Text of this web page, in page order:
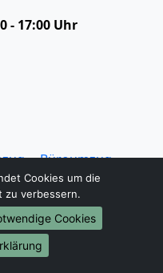
- 17:00 Uhr
Büroumzug
Laborumzug
Beiladung
Klaviertransport
Möbeltaxi
Cookies um die
zu verbessern.
Cookies